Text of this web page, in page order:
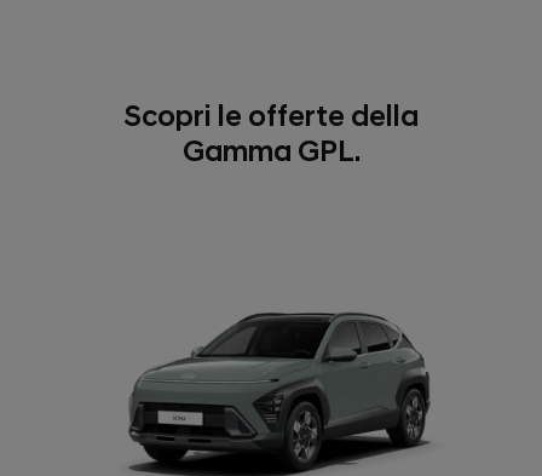
Scopri le offerte della
Gamma GPL.